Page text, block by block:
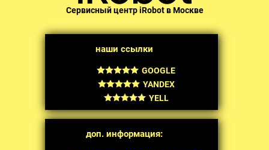
Сервисный центр iRobot в Москве
наши ссылки
GOOGLE
YANDEX
YELL
доп. информация: